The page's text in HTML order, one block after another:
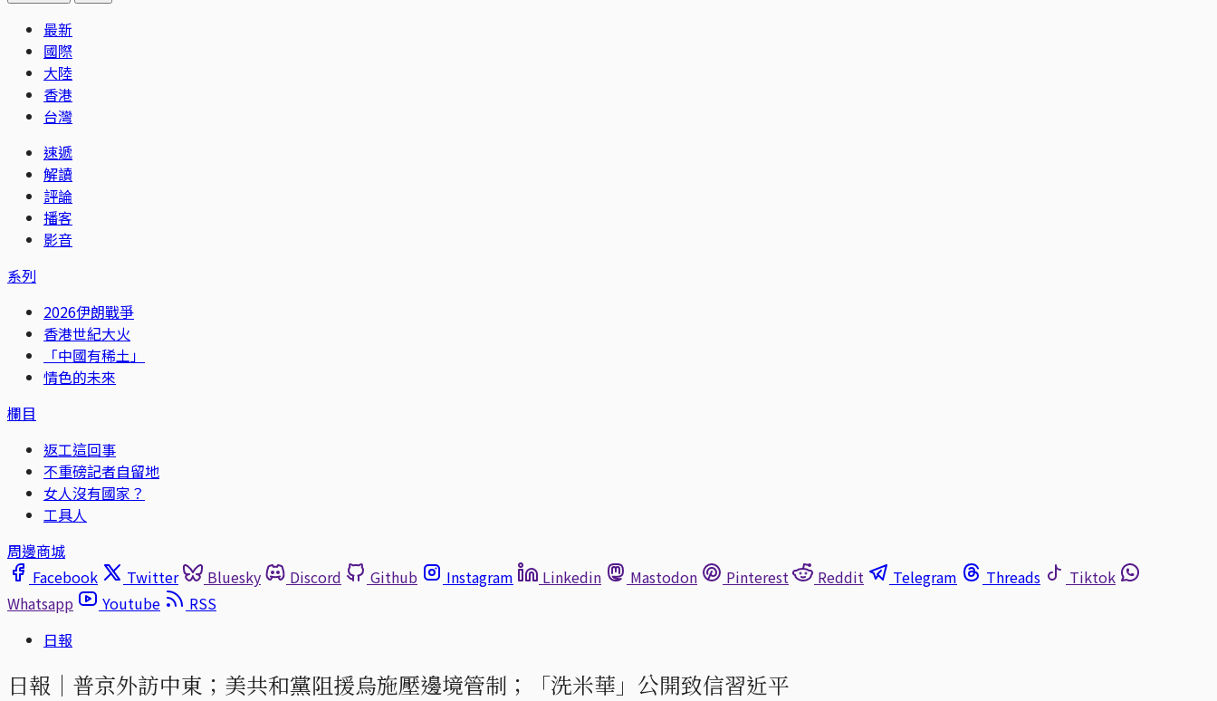
最新
國際
大陸
香港
台灣
速遞
解讀
評論
播客
影音
系列
2026伊朗戰爭
香港世紀大火
「中國有稀土」
情色的未來
欄目
返工這回事
不重磅記者自留地
女人沒有國家？
工具人
周邊商城
Facebook
Twitter Bluesky Discord Github Instagram Linkedin Mastodon Pinterest Reddit Telegram Threads
Tiktok
Whatsapp
Youtube
RSS
日報
日報｜普京外訪中東；美共和黨阻援烏施壓邊境管制；「洗米華」公開致信習近平